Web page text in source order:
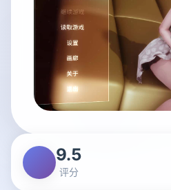
9.5
评分